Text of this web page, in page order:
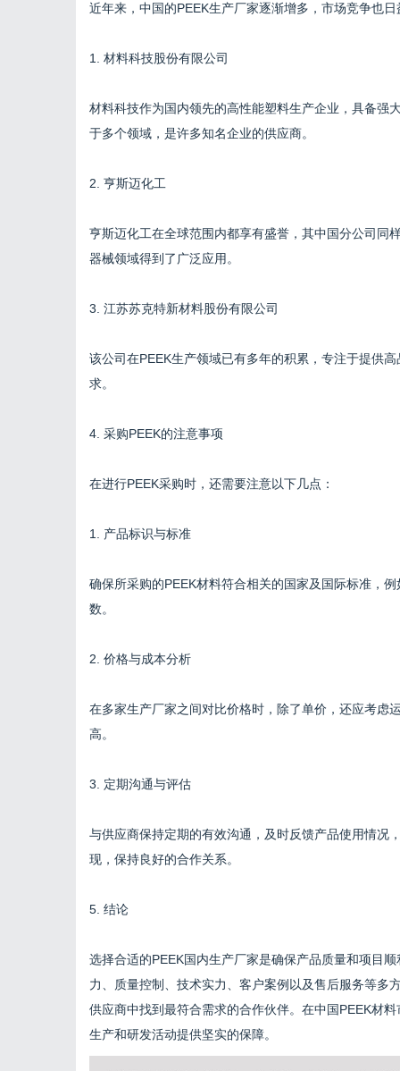
近年来，中国的PEEK生产厂家逐渐增多，市场竞争也
1. 材料科技股份有限公司
材料科技作为国内领先的高性能塑料生产企业，具备强
于多个领域，是许多知名企业的供应商。
2. 亨斯迈化工
亨斯迈化工在全球范围内都享有盛誉，其中国分公司同
器械领域得到了广泛应用。
3. 江苏苏克特新材料股份有限公司
该公司在PEEK生产领域已有多年的积累，专注于提供
求。
4. 采购PEEK的注意事项
在进行PEEK采购时，还需要注意以下几点：
1. 产品标识与标准
确保所采购的PEEK材料符合相关的国家及国际标准，
数。
2. 价格与成本分析
在多家生产厂家之间对比价格时，除了单价，还应考虑
高。
3. 定期沟通与评估
与供应商保持定期的有效沟通，及时反馈产品使用情况
现，保持良好的合作关系。
5. 结论
选择合适的PEEK国内生产厂家是确保产品质量和项目
力、质量控制、技术实力、客户案例以及售后服务等多
供应商中找到最符合需求的合作伙伴。在中国PEEK材
生产和研发活动提供坚实的保障。